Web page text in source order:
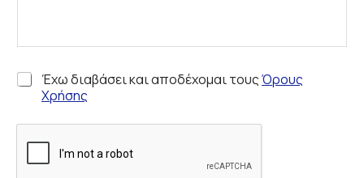
G
D
R
Έχω διαβάσει και αποδέχομαι τουςΌρους
Χρήσης